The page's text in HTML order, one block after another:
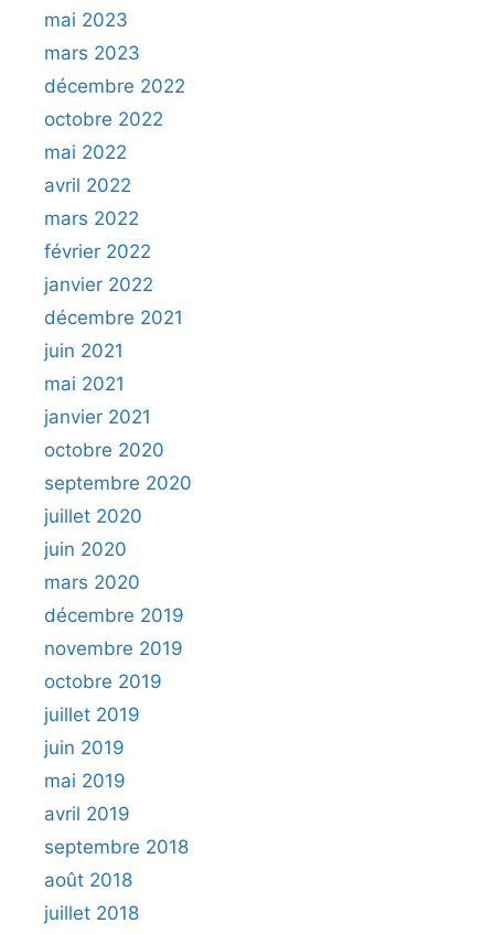
mai 2023
mars 2023
décembre 2022
octobre 2022
mai 2022
avril 2022
mars 2022
février 2022
janvier 2022
décembre 2021
juin 2021
mai 2021
janvier 2021
octobre 2020
septembre 2020
juillet 2020
juin 2020
mars 2020
décembre 2019
novembre 2019
octobre 2019
juillet 2019
juin 2019
mai 2019
avril 2019
septembre 2018
août 2018
juillet 2018